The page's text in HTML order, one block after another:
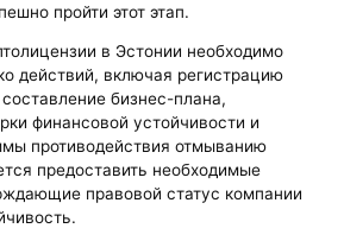
пройти этот этап.
в Эстонии необходимо
действий, включая регистрацию
бизнес-плана,
финансовой устойчивости и
противодействия отмыванию
предоставить необходимые
правовой статус компании